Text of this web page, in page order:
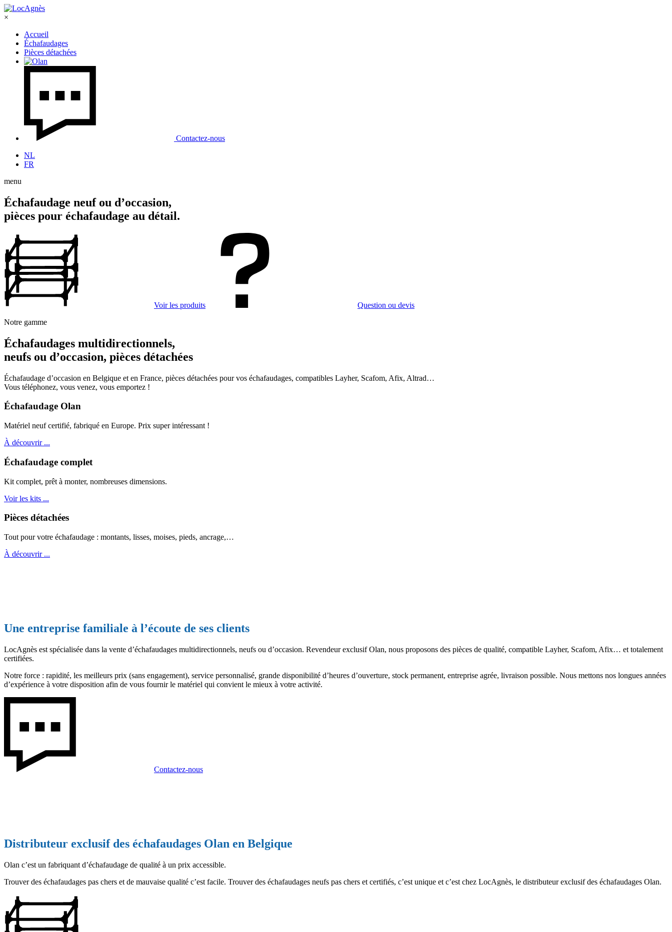
×
Accueil
Échafaudages
Pièces détachées
Contactez-nous
NL
FR
menu
Échafaudage neuf ou d’occasion,
pièces pour échafaudage au détail.
Voir les produits
Question ou devis
Notre gamme
Échafaudages multidirectionnels,
neufs ou d’occasion, pièces détachées
Échafaudage d’occasion en Belgique et en France, pièces détachées pour vos échafaudages, compatibles Layher, Scafom, Afix, Altrad…
Vous téléphonez, vous venez, vous emportez !
Échafaudage Olan
Matériel neuf certifié, fabriqué en Europe. Prix super intéressant !
À découvrir ...
Échafaudage complet
Kit complet, prêt à monter, nombreuses dimensions.
Voir les kits ...
Pièces détachées
Tout pour votre échafaudage : montants, lisses, moises, pieds, ancrage,…
À découvrir ...
Une entreprise familiale à l’écoute de ses clients
LocAgnès est spécialisée dans la vente d’échafaudages multidirectionnels, neufs ou d’occasion. Revendeur exclusif Olan, nous proposons des pièces de qualité, compatible Layher, Scafom, Afix… et totalement
certifiées.
Notre force : rapidité, les meilleurs prix (sans engagement), service personnalisé, grande disponibilité d’heures d’ouverture, stock permanent, entreprise agrée, livraison possible. Nous mettons nos longues années
d’expérience à votre disposition afin de vous fournir le matériel qui convient le mieux à votre activité.
Contactez-nous
Distributeur exclusif des échafaudages Olan en Belgique
Olan c’est un fabriquant d’échafaudage de qualité à un prix accessible.
Trouver des échafaudages pas chers et de mauvaise qualité c’est facile. Trouver des échafaudages neufs pas chers et certifiés, c’est unique et c’est chez LocAgnès, le distributeur exclusif des échafaudages Olan.